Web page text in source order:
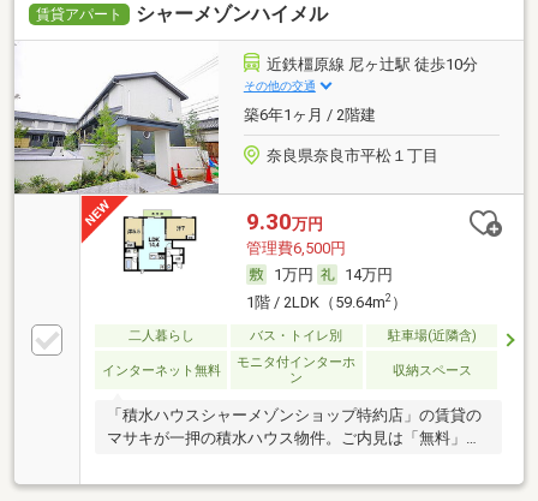
賃貸アパート シャーメゾンハイメル
近鉄橿原線 尼ヶ辻駅 徒歩10分
その他の交通
築6年1ヶ月 / 2階建
奈良県奈良市平松１丁目
9.30万円
管理費6,500円
1万円
14万円
1階 / 2LDK（59.64m2）
二人暮らし バス・トイレ別 駐車場(近隣含)
インターネット無料
モニタ付インターホ
ン
収納スペース
「積水ハウスシャーメゾンショップ特約店」の賃貸の
マサキが一押の積水ハウス物件。ご内見は「無料」で